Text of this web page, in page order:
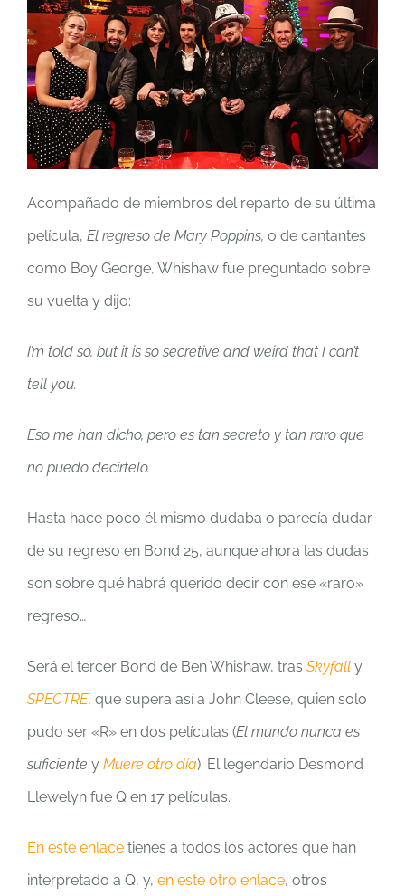
Acompañado de miembros del reparto de su última
película, El regreso de Mary Poppins, o de cantantes
como Boy George, Whishaw fue preguntado sobre
su vuelta y dijo:
I’m told so, but it is so secretive and weird that I can’t
tell you.
Eso me han dicho, pero es tan secreto y tan raro que
no puedo decírtelo.
Hasta hace poco él mismo dudaba o parecía dudar
de su regreso en Bond 25, aunque ahora las dudas
son sobre qué habrá querido decir con ese «raro»
regreso…
Será el tercer Bond de Ben Whishaw, tras Skyfall y
SPECTRE, que supera así a John Cleese, quien solo
pudo ser «R» en dos películas (El mundo nunca es
suficiente y Muere otro día). El legendario Desmond
Llewelyn fue Q en 17 películas.
En este enlace tienes a todos los actores que han
interpretado a Q, y, en este otro enlace, otros